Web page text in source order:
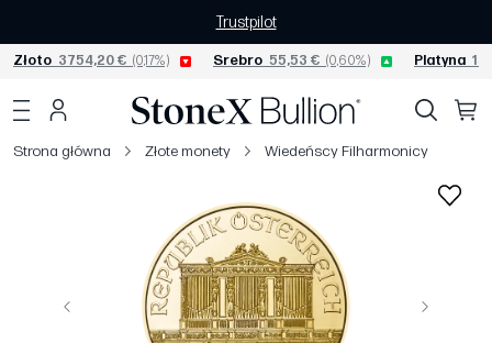
Trustpilot
Złoto 3754,20 € (0,17%) Srebro 55,53 € (0,60%) Platyna
Strona główna Złote monety Wiedeńscy Filharmonicy
Poprzedni Następny